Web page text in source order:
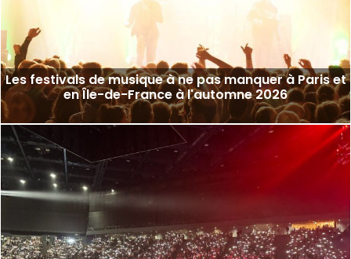
Les festivals de musique à ne pas manquer à Paris et
en Île-de-France à l'automne 2026